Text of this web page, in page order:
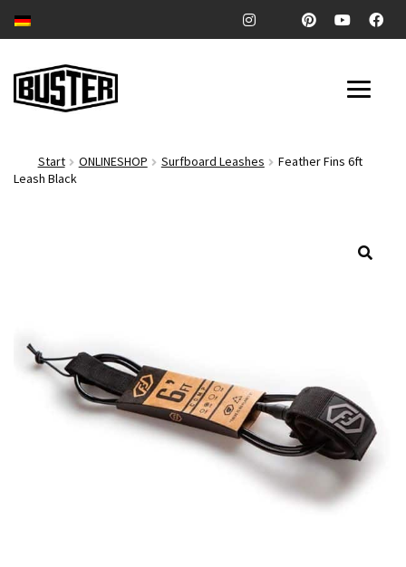
Zur
Navigation
springen
Zum
Inhalt
springen
ONLINESHOP
Start ONLINESHOP Surfboard Leashes
Feather Fins 6ft
Leash Black